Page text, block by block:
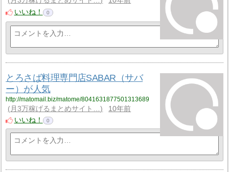
いいね！
0
とろさば料理専門店SABAR（サバ
ー）が人気
http://matomail.biz/matome/8041631877501313689
月3万稼げるまとめサイト…
10年前
いいね！
0